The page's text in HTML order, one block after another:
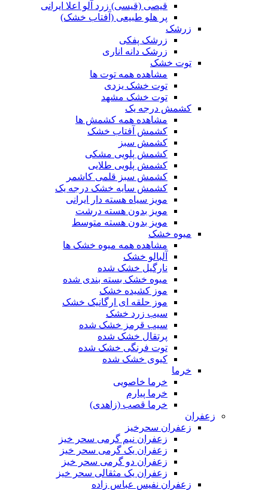
قیصی (قیسی) زرد آلو اعلا ایرانی
پر هلو طبیعی (آفتاب خشک)
زرشک
زرشک پفکی
زرشک دانه اناری
توت خشک
مشاهده همه توت ها
توت خشک یزدی
توت خشک مشهد
کشمش درجه یک
مشاهده همه کشمش ها
کشمش آفتاب خشک
کشمش سبز
کشمش پلویی مشکی
کشمش پلویی طلایی
کشمش سبز قلمی کاشمر
کشمش سایه خشک درجه یک
مویز سیاه هسته دار ایرانی
مویز بدون هسته درشت
مویز بدون هسته متوسط
میوه خشک
مشاهده همه میوه خشک ها
آلبالو خشک
نارگیل خشک شده
میوه خشک بسته بندی شده
موز کشیده خشک
موز حلقه ای ارگانیک خشک
سیب زرد خشک
سیب قرمز خشک شده
پرتقال خشک شده
توت فرنگی خشک شده
کیوی خشک شده
خرما
خرما خاصویی
خرما پیارم
خرما قصب (زاهدی)
زعفران
زعفران سحرخیز
زعفران نیم گرمی سحر خیز
زعفران یک گرمی سحر خیز
زعفران دو گرمی سحر خیز
زعفران یک مثقالی سحر خیز
زعفران نفیس عباس زاده